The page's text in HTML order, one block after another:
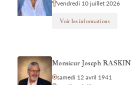
vendredi 10 juillet 2026
Voir les informations
Monsieur Joseph RASKIN
samedi 12 avril 1941